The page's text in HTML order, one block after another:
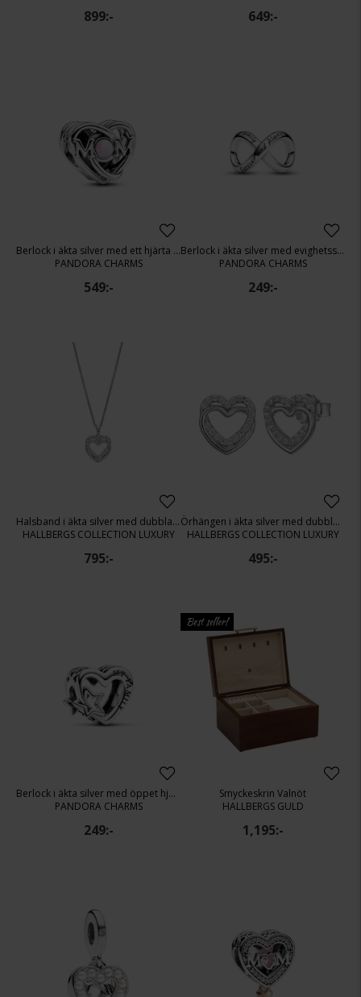
899:- 649:-
Berlock i äkta silver med ett hjärta för mamma
PANDORA CHARMS
549:-
Berlock i äkta silver med evighetssymbol
PANDORA CHARMS
249:-
Halsband i äkta silver med dubbla hjärtan
HALLBERGS COLLECTION LUXURY
795:-
Örhängen i äkta silver med dubbla hjärtan
HALLBERGS COLLECTION LUXURY
495:-
Berlock i äkta silver med öppet hjärta
PANDORA CHARMS
249:-
Best seller!
Smyckeskrin Valnöt
HALLBERGS GULD
1,195:-